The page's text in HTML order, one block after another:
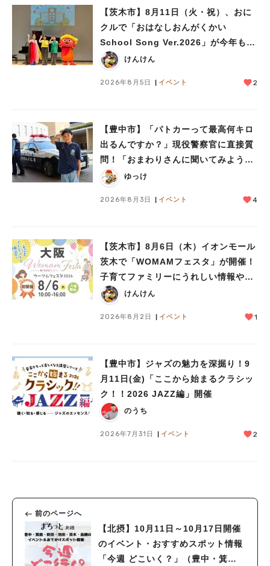
【茨木市】8月11日（火・祝）、おに
クルで「おはなしおんがくかい
School Song Ver.2026」が今年も開
催！テーマは「学校」♪
けんけん
2026年8月5日 イベント 2
【豊中市】「パトカーって最高何キロ
出るんですか？」現役警察官に直接質
問！「おまわりさんに聞いてみよう」
に参加しました
ゆっけ
2026年8月3日 イベント 4
【茨木市】8月6日（木）イオンモール
茨木で「WOMAMフェスタ」が開催！
子育てファミリーにうれしい情報やプ
レゼントがいっぱい♪
けんけん
2026年8月2日 イベント 1
【豊中市】ジャズの魅力を深掘り！9
月11日(金)「ここから始まるクラシッ
ク！！2026 JAZZ編」開催
のうち
2026年7月31日 イベント 2
前のページへ
【北摂】10月11日～10月17日開催
のイベント・おすすめスポット情報
「今週 どこいく？」（豊中・箕